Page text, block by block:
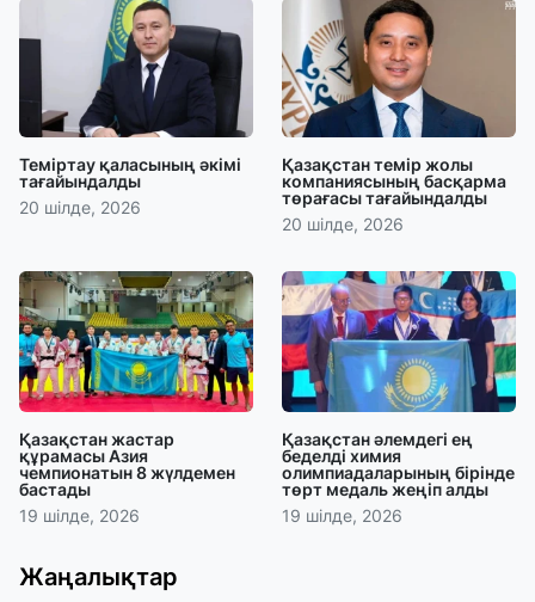
Теміртау қаласының әкімі
тағайындалды
20 шілде, 2026
Қазақстан темір жолы
компаниясының басқарма
төрағасы тағайындалды
20 шілде, 2026
Қазақстан жастар
құрамасы Азия
чемпионатын 8 жүлдемен
бастады
19 шілде, 2026
Қазақстан әлемдегі ең
беделді химия
олимпиадаларының бірінде
төрт медаль жеңіп алды
19 шілде, 2026
Жаңалықтар